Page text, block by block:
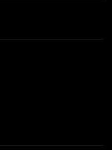
অবস্থা এখনো